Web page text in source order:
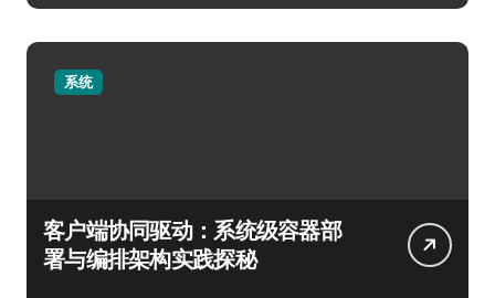
系统
客户端协同驱动：系统级容器部
署与编排架构实践探秘